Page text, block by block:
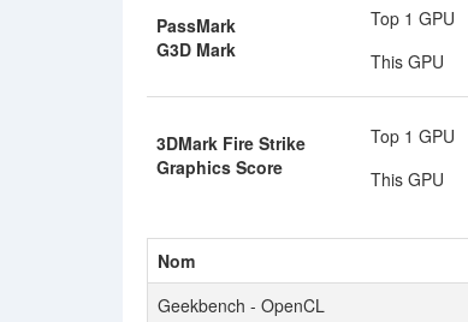
PassMark
G3D Mark
Top 1 GPU
This GPU
3DMark Fire Strike
Graphics Score
Top 1 GPU
This GPU
Nom
Geekbench - OpenCL